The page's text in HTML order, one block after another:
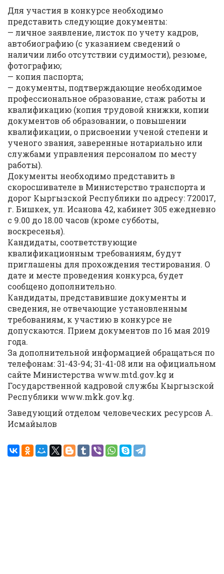
Для участия в конкурсе необходимо
представить следующие документы:
— личное заявление, листок по учету кадров,
автобиографию (с указанием сведений о
наличии либо отсутствии судимости), резюме,
фотографию;
— копия паспорта;
— документы, подтверждающие необходимое
профессиональное образование, стаж работы и
квалификацию (копия трудовой книжки, копии
документов об образовании, о повышении
квалификации, о присвоении ученой степени и
ученого звания, заверенные нотариально или
службами управления персоналом по месту
работы).
Документы необходимо представить в
скоросшивателе в Министерство транспорта и
дорог Кыргызской Республики по адресу: 720017,
г. Бишкек, ул. Исанова 42, кабинет 305 ежедневно
с 9.00 до 18.00 часов (кроме субботы,
воскресенья).
Кандидаты, соответствующие
квалификационным требованиям, будут
приглашены для прохождения тестирования. О
дате и месте проведения конкурса, будет
сообщено дополнительно.
Кандидаты, представившие документы и
сведения, не отвечающие установленным
требованиям, к участию в конкурсе не
допускаются. Прием документов по 16 мая 2019
года.
За дополнительной информацией обращаться по
телефонам: 31-43-94; 31-41-08 или на официальном
сайте Министерства www.mtd.gov.kg и
Государственной кадровой службы Кыргызской
Республики www.mkk.gov.kg.
Заведующий отделом человеческих ресурсов А.
Исмайылов